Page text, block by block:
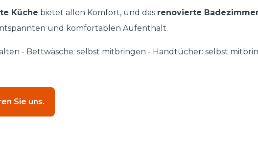
Küche bietet allen Komfort, und das renovierte
und komfortablen Aufenthalt.
- Bettwäsche: selbst mitbringen - Handtücher: selbst
Sie uns.